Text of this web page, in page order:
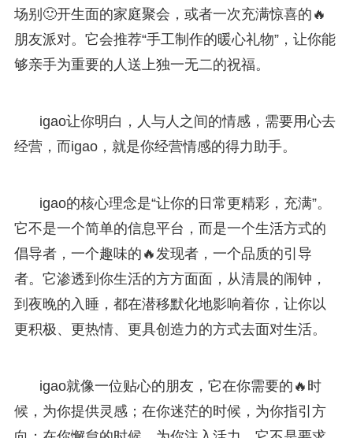
场别🙂开生面的家庭聚会，或者一次充满惊喜的🔥
朋友派对。它会推荐“手工制作的暖心礼物”，让你能
够亲手为重要的人送上独一无二的祝福。
igao让你明白，人与人之间的情感，需要用心去
经营，而igao，就是你经营情感的得力助手。
igao的核心理念是“让你的日常更精彩，充满”。
它不是一个简单的信息平台，而是一个生活方式的
倡导者，一个趣味的🔥发现者，一个品质的引导
者。它渗透到你生活的方方面面，从清晨的闹钟，
到夜晚的入睡，都在潜移默化地影响着你，让你以
更积极、更热情、更具创造力的方式去面对生活。
igao就像一位贴心的朋友，它在你需要的🔥时
候，为你提供灵感；在你迷茫的时候，为你指引方